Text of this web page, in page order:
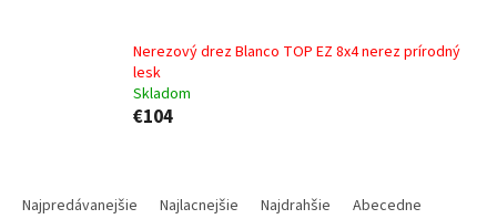
Nerezový drez Blanco TOP EZ 8x4 nerez prírodný
lesk
Skladom
€104
Najpredávanejšie Najlacnejšie Najdrahšie Abecedne